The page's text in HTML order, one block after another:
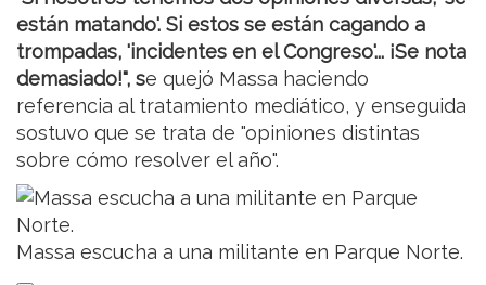
están matando'. Si estos se están cagando a
trompadas, 'incidentes en el Congreso'... ¡Se nota
demasiado!", se quejó Massa haciendo
referencia al tratamiento mediático, y enseguida
sostuvo que se trata de "opiniones distintas
sobre cómo resolver el año".
Massa escucha a una militante en Parque Norte.